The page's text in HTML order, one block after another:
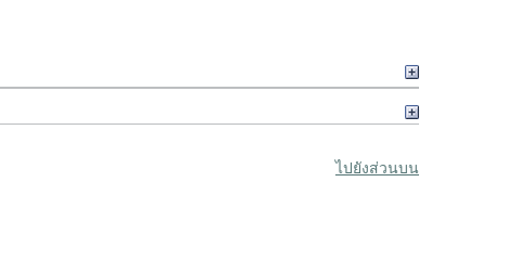
ไปยังส่วนบน